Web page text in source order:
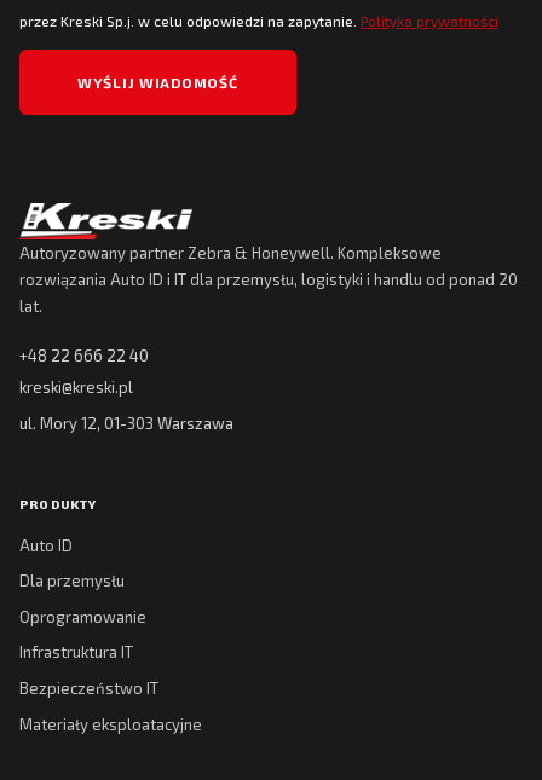
przez Kreski Sp.j. w celu odpowiedzi na zapytanie. Polityka prywatności
Autoryzowany partner Zebra & Honeywell. Kompleksowe
rozwiązania Auto ID i IT dla przemysłu, logistyki i handlu od ponad 20
lat.
+48 22 666 22 40
kreski@kreski.pl
ul. Mory 12, 01-303 Warszawa
PRODUKTY
Auto ID
Dla przemysłu
Oprogramowanie
Infrastruktura IT
Bezpieczeństwo IT
Materiały eksploatacyjne